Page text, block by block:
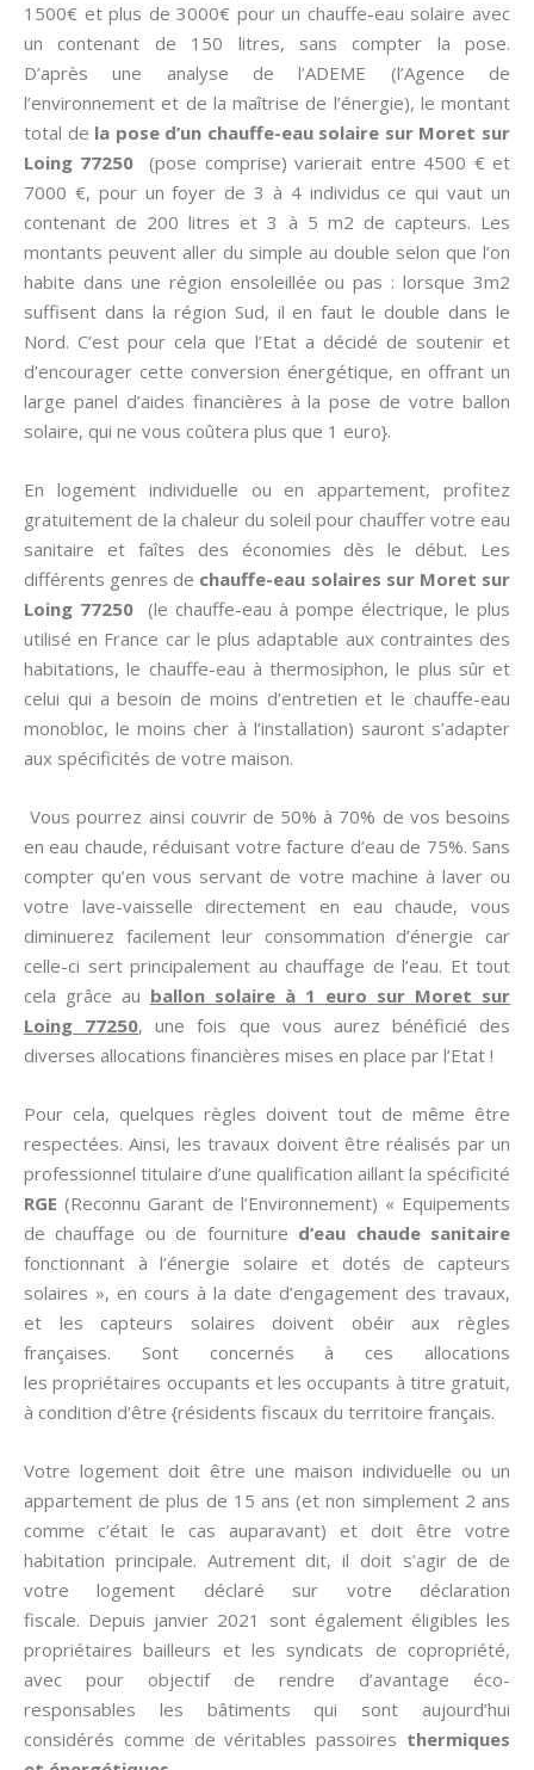
1500€ et plus de 3000€ pour un chauffe-eau solaire avec
un contenant de 150 litres, sans compter la pose.
D’après une analyse de l’ADEME (l’Agence de
l’environnement et de la maîtrise de l’énergie), le montant
total de la pose d’un chauffe-eau solaire sur Moret sur
Loing 77250 (pose comprise) varierait entre 4500 € et
7000 €, pour un foyer de 3 à 4 individus ce qui vaut un
contenant de 200 litres et 3 à 5 m2 de capteurs. Les
montants peuvent aller du simple au double selon que l’on
habite dans une région ensoleillée ou pas : lorsque 3m2
suffisent dans la région Sud, il en faut le double dans le
Nord. C’est pour cela que l’Etat a décidé de soutenir et
d’encourager cette conversion énergétique, en offrant un
large panel d’aides financières à la pose de votre ballon
solaire, qui ne vous coûtera plus que 1 euro}.
En logement individuelle ou en appartement, profitez
gratuitement de la chaleur du soleil pour chauffer votre eau
sanitaire et faîtes des économies dès le début. Les
différents genres de chauffe-eau solaires sur Moret sur
Loing 77250 (le chauffe-eau à pompe électrique, le plus
utilisé en France car le plus adaptable aux contraintes des
habitations, le chauffe-eau à thermosiphon, le plus sûr et
celui qui a besoin de moins d’entretien et le chauffe-eau
monobloc, le moins cher à l’installation) sauront s’adapter
aux spécificités de votre maison.
Vous pourrez ainsi couvrir de 50% à 70% de vos besoins
en eau chaude, réduisant votre facture d’eau de 75%. Sans
compter qu’en vous servant de votre machine à laver ou
votre lave-vaisselle directement en eau chaude, vous
diminuerez facilement leur consommation d’énergie car
celle-ci sert principalement au chauffage de l’eau. Et tout
cela grâce au ballon solaire à 1 euro sur Moret sur
Loing 77250, une fois que vous aurez bénéficié des
diverses allocations financières mises en place par l’Etat !
Pour cela, quelques règles doivent tout de même être
respectées. Ainsi, les travaux doivent être réalisés par un
professionnel titulaire d’une qualification aillant la spécificité
RGE(Reconnu Garant de l’Environnement) « Equipements
de chauffage ou de fourniture d’eau chaude sanitaire
fonctionnant à l’énergie solaire et dotés de capteurs
solaires », en cours à la date d’engagement des travaux,
et les capteurs solaires doivent obéir aux règles
françaises. Sont concernés à ces allocations
les propriétaires occupants et les occupants à titre gratuit,
à condition d’être {résidents fiscaux du territoire français.
Votre logement doit être une maison individuelle ou un
appartement de plus de 15 ans (et non simplement 2 ans
comme c’était le cas auparavant) et doit être votre
habitation principale. Autrement dit, il doit s’agir de de
votre logement déclaré sur votre déclaration
fiscale. Depuis janvier 2021 sont également éligibles les
propriétaires bailleurs et les syndicats de copropriété,
avec pour objectif de rendre d’avantage éco-
responsables les bâtiments qui sont aujourd’hui
considérés comme de véritables passoires thermiques